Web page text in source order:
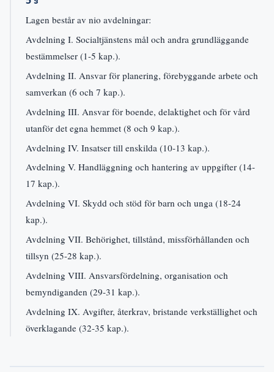
Lagen består av nio avdelningar:
Avdelning I. Socialtjänstens mål och andra grundläggande
bestämmelser (1-5 kap.).
Avdelning II. Ansvar för planering, förebyggande arbete och
samverkan (6 och 7 kap.).
Avdelning III. Ansvar för boende, delaktighet och för vård
utanför det egna hemmet (8 och 9 kap.).
Avdelning IV. Insatser till enskilda (10-13 kap.).
Avdelning V. Handläggning och hantering av uppgifter (14-
17 kap.).
Avdelning VI. Skydd och stöd för barn och unga (18-24
kap.).
Avdelning VII. Behörighet, tillstånd, missförhållanden och
tillsyn (25-28 kap.).
Avdelning VIII. Ansvarsfördelning, organisation och
bemyndiganden (29-31 kap.).
Avdelning IX. Avgifter, återkrav, bristande verkställighet och
överklagande (32-35 kap.).